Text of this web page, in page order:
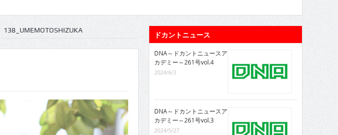
138_UMEMOTOSHIZUKA
ドカントニュース
DNA～ドカントニュースア
カデミー～261号vol.4
2024/6/3
DNA～ドカントニュースア
カデミー～261号vol.3
2024/5/27